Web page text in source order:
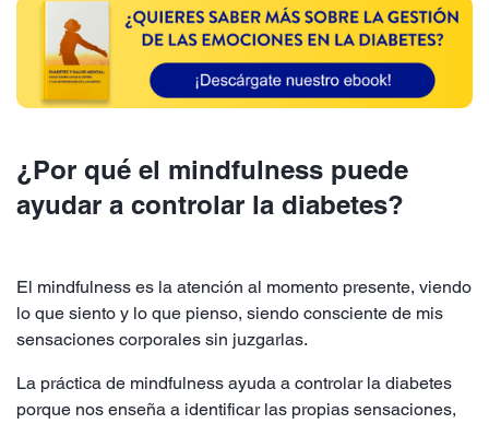
¿Por qué el mindfulness puede
ayudar a controlar la diabetes?
El mindfulness es la atención al momento presente, viendo
lo que siento y lo que pienso, siendo consciente de mis
sensaciones corporales sin juzgarlas.
La práctica de mindfulness ayuda a controlar la diabetes
porque nos enseña a identificar las propias sensaciones,